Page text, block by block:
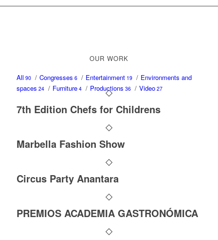
OUR WORK
All 90 / Congresses 6 / Entertainment19 / Environments and
spaces 24 / Furniture4 / Productions 36 / Video27
7th Edition Chefs for Childrens
Marbella Fashion Show
Circus Party Anantara
PREMIOS ACADEMIA GASTRONÓMICA